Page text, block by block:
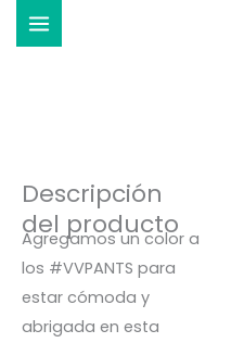
Descripción
del producto
Agregamos un color a
los #VVPANTS para
estar cómoda y
abrigada en esta